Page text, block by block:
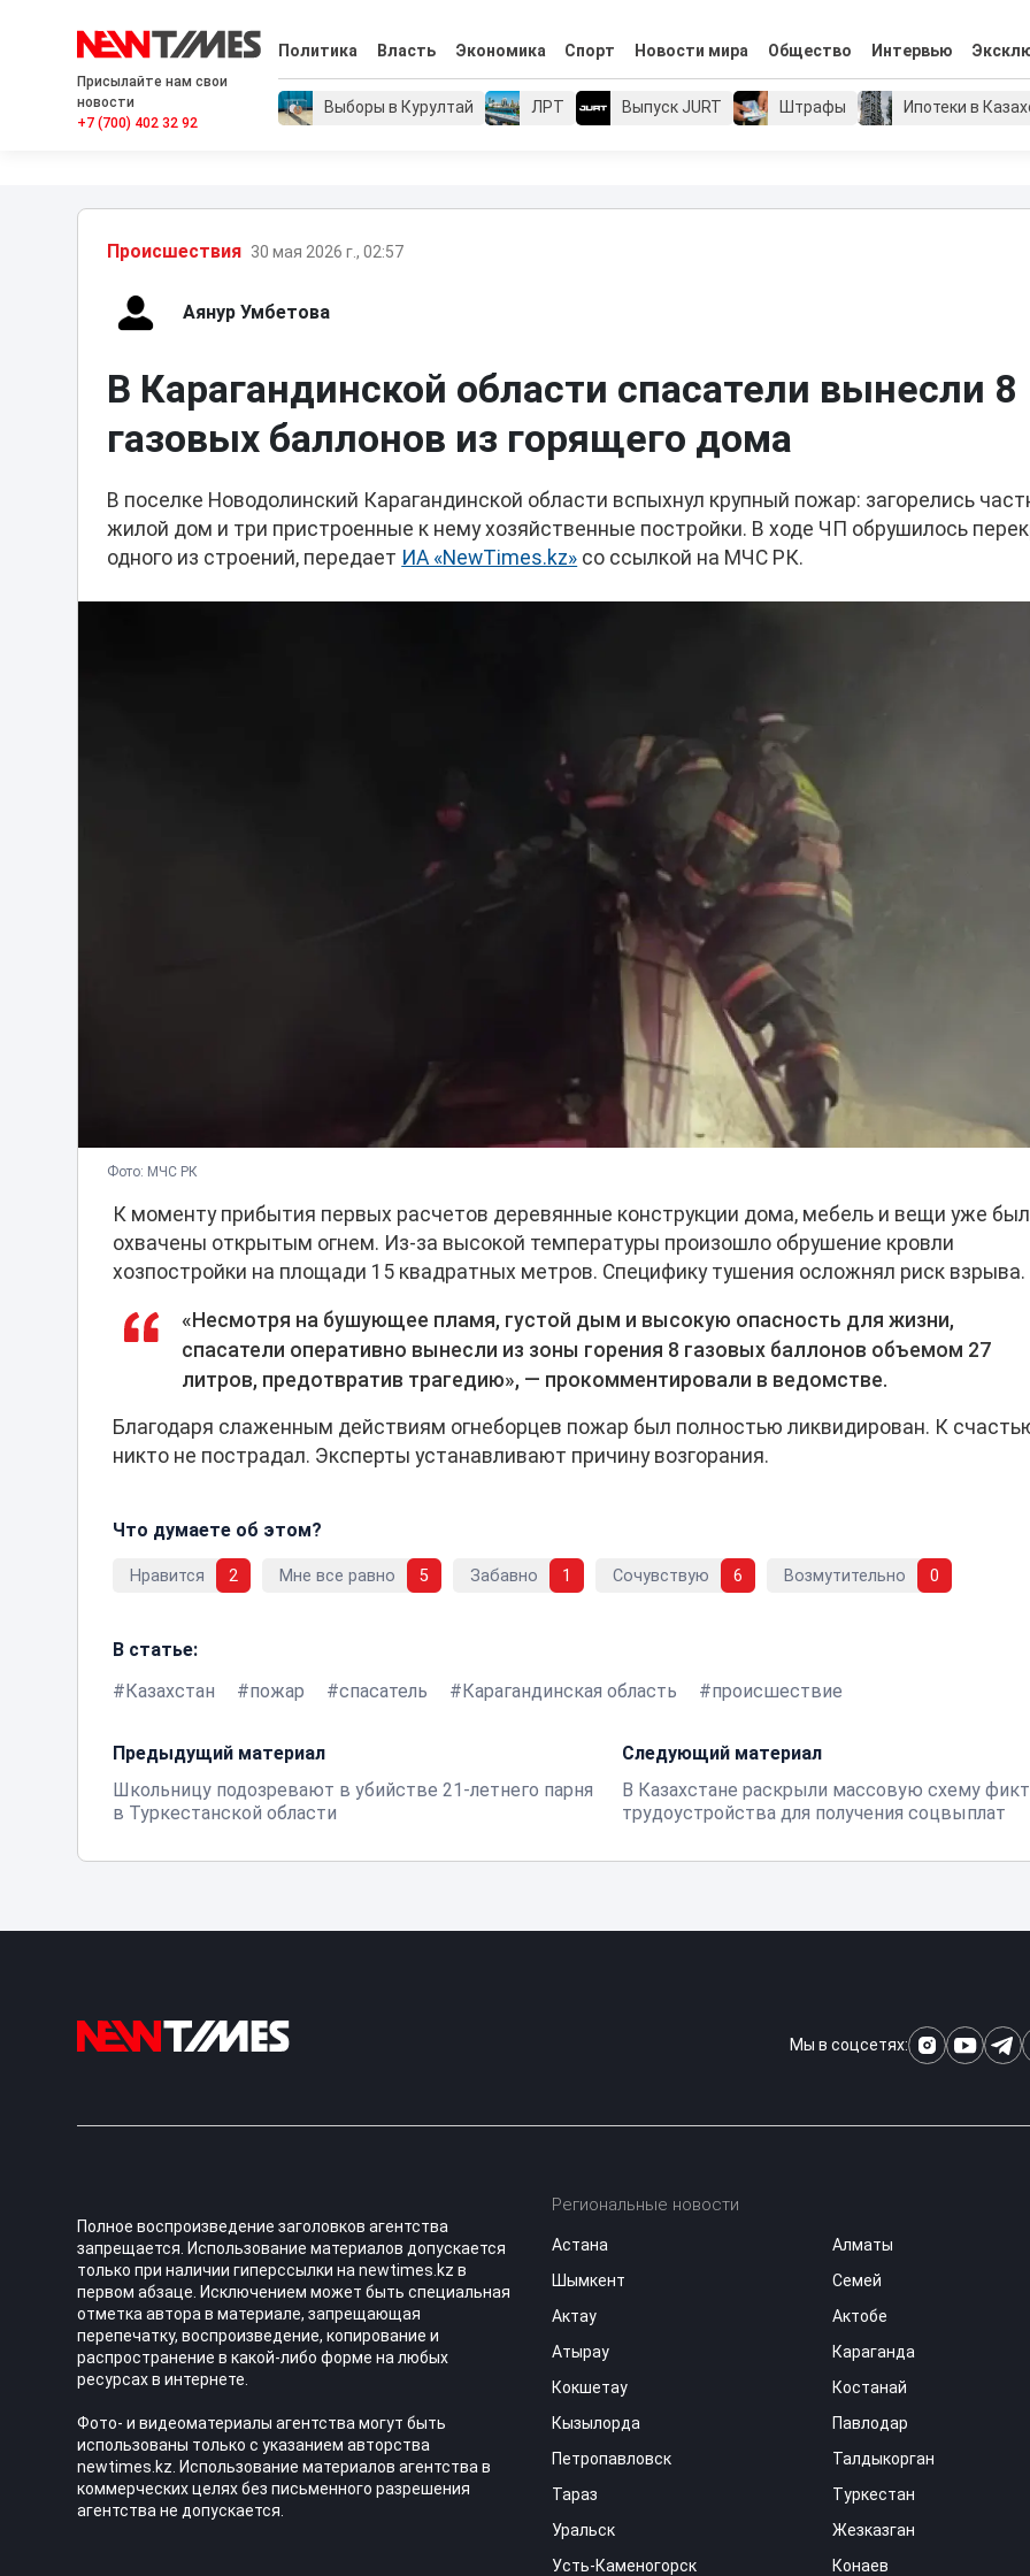
Присылайте нам свои
новости
+7 (700) 402 32 92
Политика Власть Экономика Спорт Новости мира Общество Интервью
Выборы в Курултай ЛРТ Выпуск JURT Штрафы Ипотеки в
Проиcшествия 30 мая 2026 г., 02:57
Аянур Умбетова
В Карагандинской области спасатели вынесли 8
газовых баллонов из горящего дома
В поселке Новодолинский Карагандинской области вспыхнул крупный пожар: загорелись
жилой дом и три пристроенные к нему хозяйственные постройки. В ходе ЧП обрушилось
одного из строений, передает ИА «NewTimes.kz» со ссылкой на МЧС РК.
Фото: МЧС РК
К моменту прибытия первых расчетов деревянные конструкции дома, мебель и вещи уже
охвачены открытым огнем. Из-за высокой температуры произошло обрушение кровли
хозпостройки на площади 15 квадратных метров. Специфику тушения осложнял риск взрыва.
«Несмотря на бушующее пламя, густой дым и высокую опасность для жизни,
спасатели оперативно вынесли из зоны горения 8 газовых баллонов объемом 27
литров, предотвратив трагедию», — прокомментировали в ведомстве.
Благодаря слаженным действиям огнеборцев пожар был полностью ликвидирован. К
никто не пострадал. Эксперты устанавливают причину возгорания.
Что думаете об этом?
Нравится 2 Мне все равно 5 Забавно 1 Сочувствую 6 Возмутительно 0
В статье:
Казахстан
пожар спасатель Карагандинская область происшествие
Предыдущий материал
Школьницу подозревают в убийстве 21-летнего парня
в Туркестанской области
Следующий материал
В Казахстане раскрыли массовую схему
трудоустройства для получения соцвыплат
Мы в соцсетях:
Полное воспроизведение заголовков агентства
запрещается. Использование материалов допускается
только при наличии гиперссылки на newtimes.kz в
первом абзаце. Исключением может быть специальная
отметка автора в материале, запрещающая
перепечатку, воспроизведение, копирование и
распространение в какой-либо форме на любых
ресурсах в интернете.
Фото- и видеоматериалы агентства могут быть
использованы только с указанием авторства
newtimes.kz. Использование материалов агентства в
коммерческих целях без письменного разрешения
агентства не допускается.
Региональные новости
Астана
Алматы
Шымкент
Семей
Актау
Актобе
Атырау
Караганда
Кокшетау
Костанай
Кызылорда
Павлодар
Петропавловск
Талдыкорган
Тараз
Туркестан
Уральск
Жезказган
Усть-Каменогорск
Конаев